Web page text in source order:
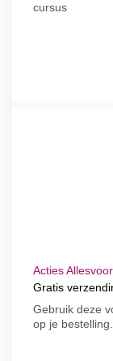
cursus
Acties
Gratis
Gebruik deze
op je